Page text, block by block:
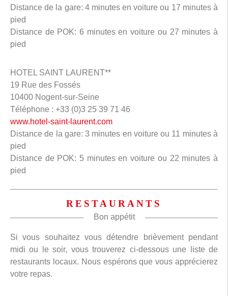
Distance de la gare: 4 minutes en voiture ou 17 minutes à
pied
Distance de POK: 6 minutes en voiture ou 27 minutes à
pied
HOTEL SAINT LAURENT**
19 Rue des Fossés
10400 Nogent-sur-Seine
Téléphone : +33 (0)3 25 39 71 46
www.hotel-saint-laurent.com
Distance de la gare: 3 minutes en voiture ou 11 minutes à
pied
Distance de POK: 5 minutes en voiture ou 22 minutes à
pied
RESTAURANTS
Bon appétit
Si vous souhaitez vous détendre brièvement pendant
midi ou le soir, vous trouverez ci-dessous une liste de
restaurants locaux. Nous espérons que vous apprécierez
votre repas.